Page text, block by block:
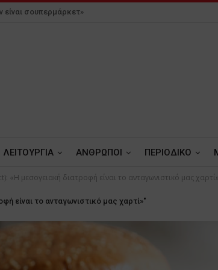
σουπερμάρκετ»
ΛΕΙΤΟΥΡΓΙΑ ΑΝΘΡΩΠΟΙ ΠΕΡΙΟΔΙΚΟ
«Η μεσογειακή διατροφή είναι το ανταγωνιστικό μας χαρτί»
είναι το ανταγωνιστικό μας χαρτί»"